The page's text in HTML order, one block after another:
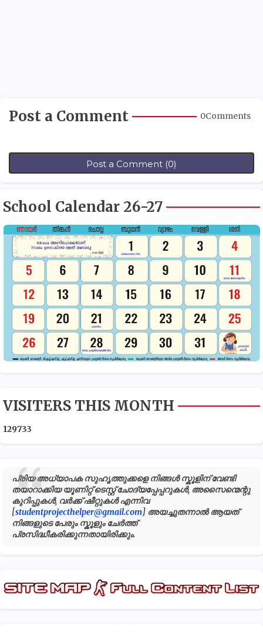
Post a Comment 0Comments
Post a Comment (0)
School Calendar 26-27
VISITERS THIS MONTH
129733
പ്രിയ അധ്യാപക സുഹൃത്തുക്കളെ നിങ്ങൾ സ്കൂളിന് വേണ്ടി
തയാറാക്കിയ യൂണിറ്റ് ടെസ്റ്റ് ചോദ്യപ്പേപ്പറുകൾ, അസൈന്മെന്റു
കുറിപ്പുകൾ, വർക്ക് ഷീറ്റുകൾ എന്നിവ
[studentprojecthelper@gmail.com] അയച്ചുതന്നാൽ ആയത്
നിങ്ങളുടെ പേരും സ്കൂളും ചേർത്ത്
പ്രസിദ്ധീകരിക്കുന്നതായിരിക്കും.